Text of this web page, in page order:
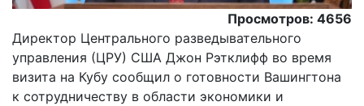
Просмотров: 4656
Директор Центрального разведывательного
управления (ЦРУ) США Джон Рэтклифф во время
визита на Кубу сообщил о готовности Вашингтона
к сотрудничеству в области экономики и